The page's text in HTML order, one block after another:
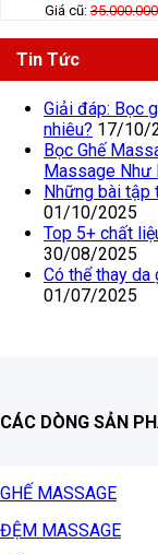
Giá cũ:
Tin Tức
Giải đáp: Bọc
nhiêu? 17/10/
Bọc Ghế
Massage Như
Những bài tập
01/10/2025
Top 5+ chất
30/08/2025
Có thể thay da
01/07/2025
CÁC DÒNG SẢN
GHẾ MASSAGE
ĐỆM MASSAGE